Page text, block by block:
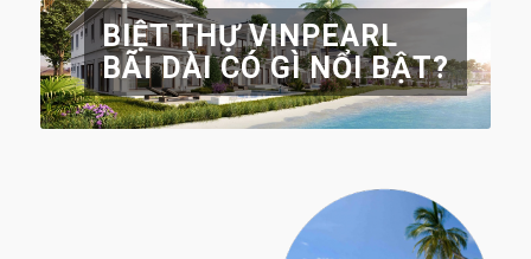
BIỆT THỰ VINPEARL
BÃI DÀI CÓ GÌ NỔI BẬT?